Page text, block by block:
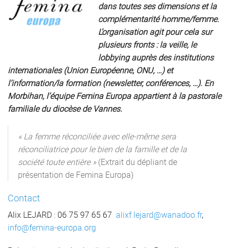
dans toutes ses dimensions et la
complémentarité homme/femme.
L’organisation agit pour cela sur
plusieurs fronts : la veille, le
lobbying auprès des institutions
internationales (Union Européenne, ONU, …) et
l’information/la formation (newsletter, conférences, …). En
Morbihan, l’équipe Femina Europa appartient à la pastorale
familiale du diocèse de Vannes.
« La femme réconciliée avec elle-même sera
réconciliatrice pour le bien de la famille et de la
société toute entière »(Extrait du dépliant de
présentation de Femina Europa)
Contact
Alix LEJARD : 06 75 97 65 67 alixf.lejard@wanadoo.fr,
info@femina-europa.org